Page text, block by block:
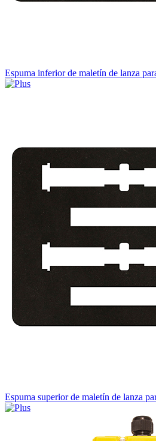
Espuma inferior de maletín de lanza
Espuma superior de maletín de lanza